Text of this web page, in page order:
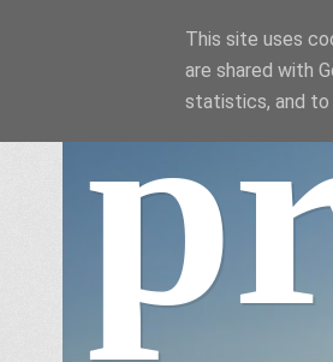
This site uses
are shared with
statistics, and to